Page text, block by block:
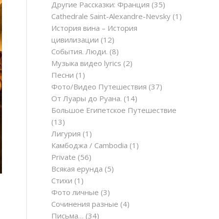
Другие Рассказки: Франция (35)
Cathedrale Saint-Alexandre-Nevsky (1)
История вина – История
цивилизации (12)
События. Люди. (8)
Музыка видео lyrics (2)
Песни (1)
Фото/Видео Путешествия (37)
От Луары до Руана. (14)
Большое Египетское Путешествие
(13)
Лигурия (1)
Камбоджа / Cambodia (1)
Private (56)
Всякая ерунда (5)
Стихи (1)
Фото личные (3)
Сочинения разные (4)
Письма… (34)